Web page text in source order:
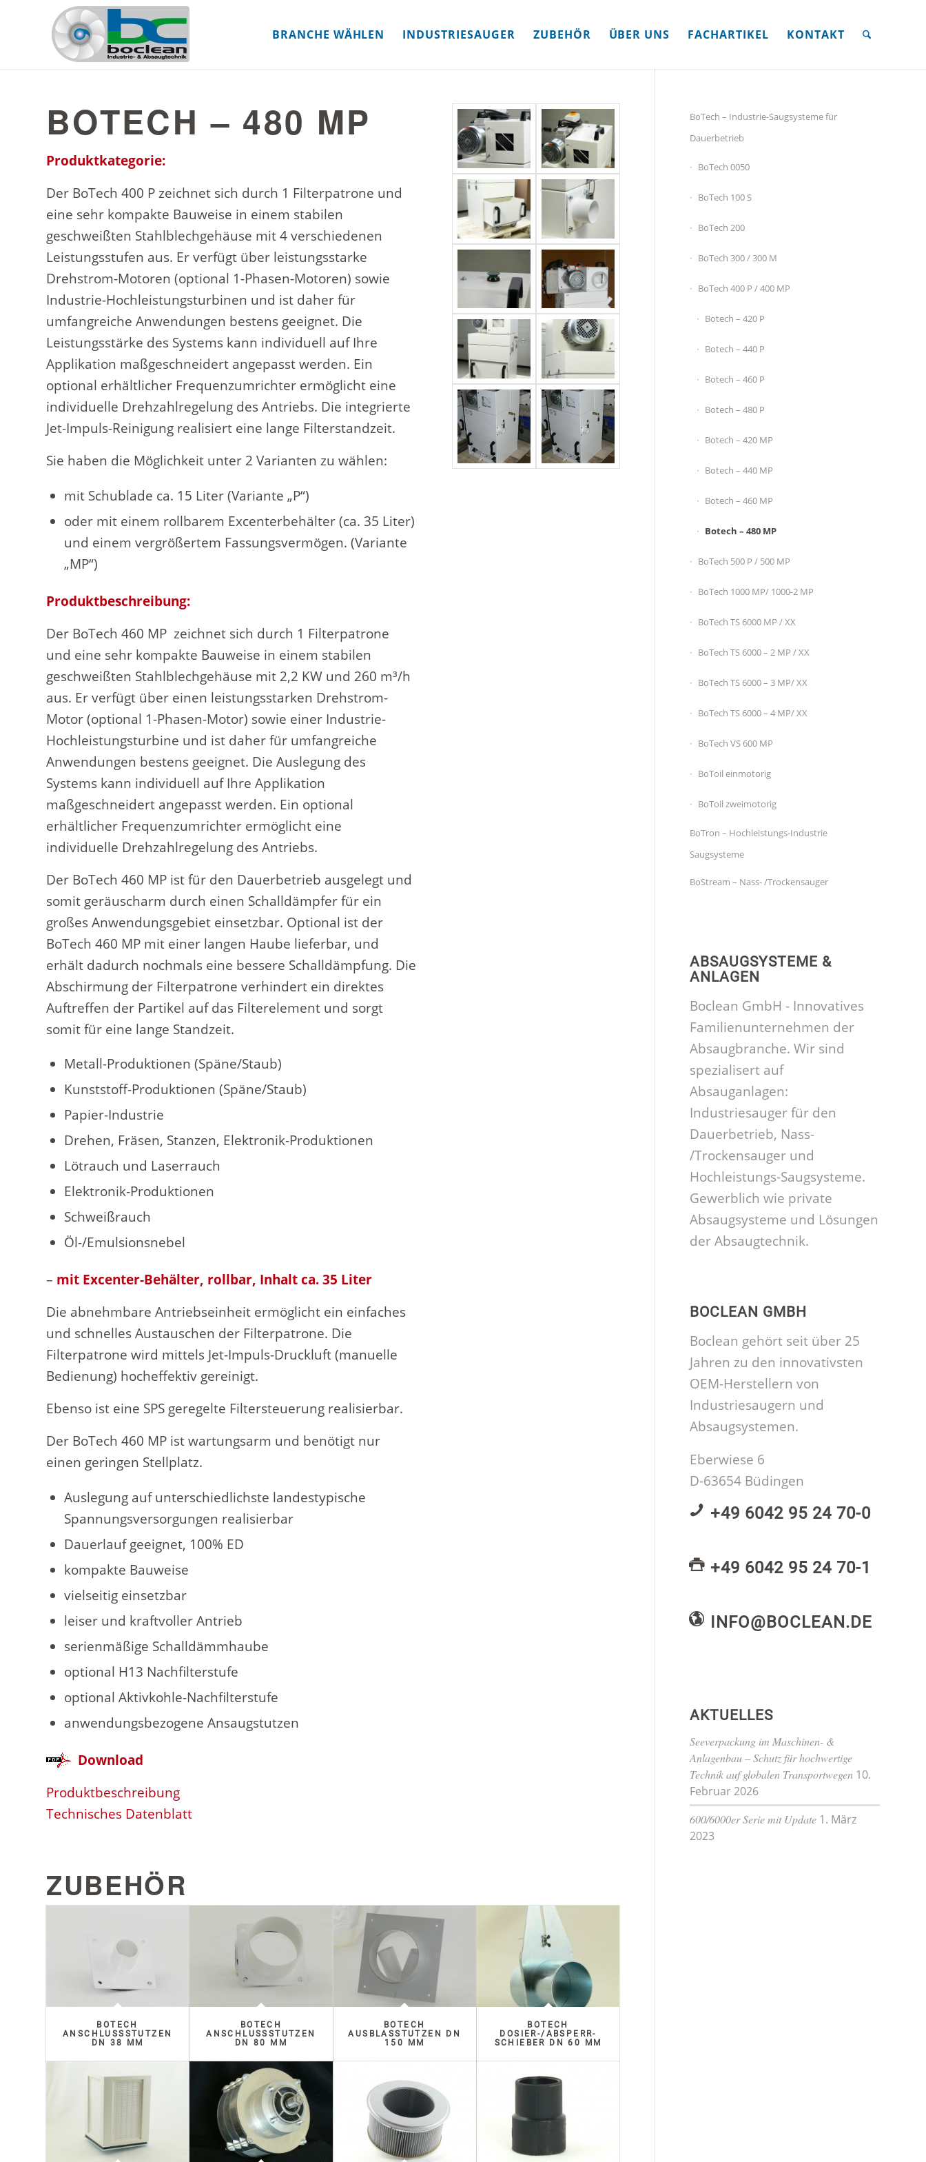
BRANCHE WÄHLEN INDUSTRIESAUGER ZUBEHÖR ÜBER UNS FACHARTIKEL KONTAKT
BOTECH – 480 MP
Produktkategorie:
Der BoTech 400 P zeichnet sich durch 1 Filterpatrone und
eine sehr kompakte Bauweise in einem stabilen
geschweißten Stahlblechgehäuse mit 4 verschiedenen
Leistungsstufen aus. Er verfügt über leistungsstarke
Drehstrom-Motoren (optional 1-Phasen-Motoren) sowie
Industrie-Hochleistungsturbinen und ist daher für
umfangreiche Anwendungen bestens geeignet. Die
Leistungsstärke des Systems kann individuell auf Ihre
Applikation maßgeschneidert angepasst werden. Ein
optional erhältlicher Frequenzumrichter ermöglicht eine
individuelle Drehzahlregelung des Antriebs. Die integrierte
Jet-Impuls-Reinigung realisiert eine lange Filterstandzeit.
Sie haben die Möglichkeit unter 2 Varianten zu wählen:
mit Schublade ca. 15 Liter (Variante „P“)
oder mit einem rollbarem Excenterbehälter (ca. 35 Liter)
und einem vergrößertem Fassungsvermögen. (Variante
„MP“)
Produktbeschreibung:
Der BoTech 460 MP zeichnet sich durch 1 Filterpatrone
und eine sehr kompakte Bauweise in einem stabilen
geschweißten Stahlblechgehäuse mit 2,2 KW und 260 m³/h
aus. Er verfügt über einen leistungsstarken Drehstrom-
Motor (optional 1-Phasen-Motor) sowie einer Industrie-
Hochleistungsturbine und ist daher für umfangreiche
Anwendungen bestens geeignet. Die Auslegung des
Systems kann individuell auf Ihre Applikation
maßgeschneidert angepasst werden. Ein optional
erhältlicher Frequenzumrichter ermöglicht eine
individuelle Drehzahlregelung des Antriebs.
Der BoTech 460 MP ist für den Dauerbetrieb ausgelegt und
somit geräuscharm durch einen Schalldämpfer für ein
großes Anwendungsgebiet einsetzbar. Optional ist der
BoTech 460 MP mit einer langen Haube lieferbar, und
erhält dadurch nochmals eine bessere Schalldämpfung. Die
Abschirmung der Filterpatrone verhindert ein direktes
Auftreffen der Partikel auf das Filterelement und sorgt
somit für eine lange Standzeit.
Metall-Produktionen (Späne/Staub)
Kunststoff-Produktionen (Späne/Staub)
Papier-Industrie
Drehen, Fräsen, Stanzen, Elektronik-Produktionen
Lötrauch und Laserrauch
Elektronik-Produktionen
Schweißrauch
Öl-/Emulsionsnebel
– mit Excenter-Behälter, rollbar, Inhalt ca. 35 Liter
Die abnehmbare Antriebseinheit ermöglicht ein einfaches
und schnelles Austauschen der Filterpatrone. Die
Filterpatrone wird mittels Jet-Impuls-Druckluft (manuelle
Bedienung) hocheffektiv gereinigt.
Ebenso ist eine SPS geregelte Filtersteuerung realisierbar.
Der BoTech 460 MP ist wartungsarm und benötigt nur
einen geringen Stellplatz.
Auslegung auf unterschiedlichste landestypische
Spannungsversorgungen realisierbar
Dauerlauf geeignet, 100% ED
kompakte Bauweise
vielseitig einsetzbar
leiser und kraftvoller Antrieb
serienmäßige Schalldämmhaube
optional H13 Nachfilterstufe
optional Aktivkohle-Nachfilterstufe
anwendungsbezogene Ansaugstutzen
Download
Produktbeschreibung
Technisches Datenblatt
ZUBEHÖR
BOTECH
ANSCHLUSSSTUTZEN D
N 38 MM
BOTECH
ANSCHLUSSSTUTZEN D
N 80 MM
BOTECH
AUSBLASSTUTZEN DN
150 MM
BOTECH
DOSIER-/ABSPERR-
SCHIEBER DN 60 MM
BoTech – Industrie-Saugsysteme für
Dauerbetrieb
BoTech 0050
BoTech 100 S
BoTech 200
BoTech 300 / 300 M
BoTech 400 P / 400 MP
Botech – 420 P
Botech – 440 P
Botech – 460 P
Botech – 480 P
Botech – 420 MP
Botech – 440 MP
Botech – 460 MP
Botech – 480 MP
BoTech 500 P / 500 MP
BoTech 1000 MP/ 1000-2 MP
BoTech TS 6000 MP / XX
BoTech TS 6000 – 2 MP / XX
BoTech TS 6000 – 3 MP/ XX
BoTech TS 6000 – 4 MP/ XX
BoTech VS 600 MP
BoToil einmotorig
BoToil zweimotorig
BoTron – Hochleistungs-Industrie
Saugsysteme
BoStream – Nass- /Trockensauger
ABSAUGSYSTEME &
ANLAGEN
Boclean GmbH - Innovatives
Familienunternehmen der
Absaugbranche. Wir sind
spezialisert auf
Absauganlagen:
Industriesauger für den
Dauerbetrieb, Nass-
/Trockensauger und
Hochleistungs-Saugsysteme.
Gewerblich wie private
Absaugsysteme und Lösungen
der Absaugtechnik.
BOCLEAN GMBH
Boclean gehört seit über 25
Jahren zu den innovativsten
OEM-Herstellern von
Industriesaugern und
Absaugsystemen.
Eberwiese 6
D-63654 Büdingen
+49 6042 95 24 70-0
+49 6042 95 24 70-1
INFO@BOCLEAN.DE
AKTUELLES
Seeverpackung im Maschinen- &
Anlagenbau – Schutz für hochwertige
Technik auf globalen Transportwegen 10.
Februar 2026
600/6000er Serie mit Update 1. März
2023